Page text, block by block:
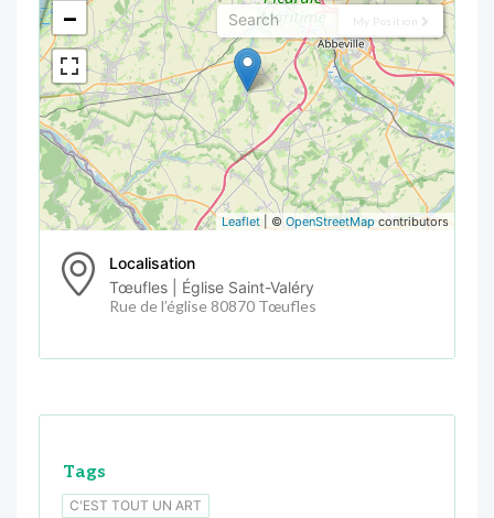
My Position
−
Leaflet | © OpenStreetMap contributors
Localisation
Tœufles | Église Saint-Valéry
Rue de l’église 80870 Tœufles
Tags
C'EST TOUT UN ART